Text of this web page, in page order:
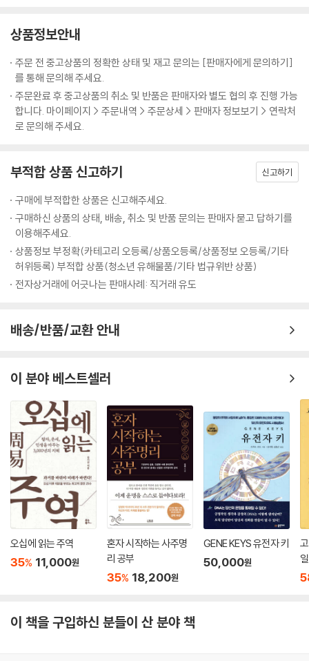
제4강 천간
제5강 지지1
제6강 지지2
1. 지장간
2. 월률분야장간
1. 합
제8강 십신의 이해
제9강 십신의 작용
1. 비견ㆍ겁재
2. 식신ㆍ상관
4. 관성
5. 인성
제10강 천간의 생왕사절
제11강 신살론1
1. 천을귀인
2. 월덕귀인
3. 학당
4. 도화
상품정보안내
주문 전 중고상품의 정확한 상태 및 재고 문의는 [판매자에게 문의하기]
를 통해 문의해 주세요.
주문완료 후 중고상품의 취소 및 반품은 판매자와 별도 협의 후 진행 가능
합니다. 마이페이지 > 주문내역 > 주문상세 > 판매자 정보보기 > 연락처
로 문의해 주세요.
부적합 상품 신고하기 신고하기
구매에 부적합한 상품은 신고해주세요.
구매하신 상품의 상태, 배송, 취소 및 반품 문의는 판매자 묻고 답하기를
이용해주세요.
상품정보 부정확(카테고리 오등록/상품오등록/상품정보 오등록/기타
허위등록) 부적합 상품(청소년 유해물품/기타 법규위반 상품)
전자상거래에 어긋나는 판매사례: 직거래 유도
배송/반품/교환 안내
이 분야 베스트셀러
오십에 읽는 주역
35% 11,000원
혼자 시작하는 사주명
리 공부
35% 18,200원
GENE KEYS 유전자 키
50,000원
이 책을 구입하신 분들이 산 분야 책